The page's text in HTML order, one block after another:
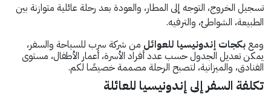
تسجيل الخروج، التوجه إلى المطار، والعودة بعد رحلة عائلية متوازنة بين
الطبيعة، الشواطئ، والترفيه.
ومعبكجات إندونيسيا للعوائل من شركة سرب للسياحة والسفر،
يمكن تعديل الجدول حسب عدد أفراد الأسرة، أعمار الأطفال، مستوى
الفنادق، والميزانية، لتصبح الرحلة مصممة خصيصًا لكم.
تكلفة السفر إلى إندونيسيا للعائلة